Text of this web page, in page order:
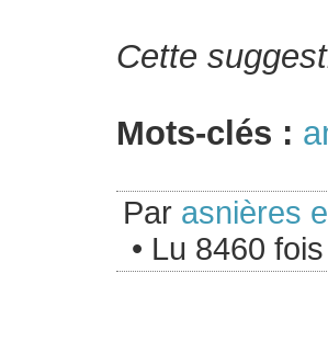
Cette
Mots-clés :
Par asnières
• Lu 8460 fois